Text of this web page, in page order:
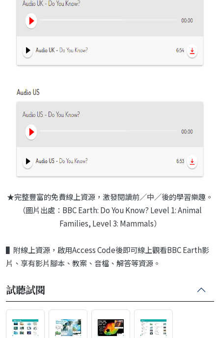
★完整豐富的免費線上資源，激發閱讀前／中／後的學習樂趣。
（圖片出處：BBC Earth: Do You Know? Level 1: Animal
Families, Level 3: Mammals）
▌附線上資源，啟用Access Code後即可線上觀看BBC Earth影
片、享有影片腳本、教案、音檔、解答等資源。
試聽試閱